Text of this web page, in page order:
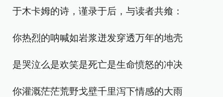
于木卡姆的诗，谨录于后，与读者共飨：
你热烈的呐喊如岩浆迸发穿透万年的地壳
是哭泣么是欢笑是死亡是生命愤怒的冲决
你灌溉茫茫荒野戈壁千里泻下情感的大雨